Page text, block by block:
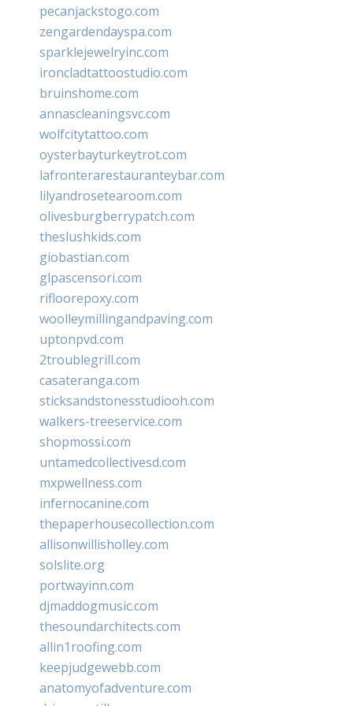
pecanjackstogo.com
zengardendayspa.com
sparklejewelryinc.com
ironcladtattoostudio.com
bruinshome.com
annascleaningsvc.com
wolfcitytattoo.com
oysterbayturkeytrot.com
lafronterarestauranteybar.com
lilyandrosetearoom.com
olivesburgberrypatch.com
theslushkids.com
giobastian.com
glpascensori.com
rifloorepoxy.com
woolleymillingandpaving.com
uptonpvd.com
2troublegrill.com
casateranga.com
sticksandstonesstudiooh.com
walkers-treeservice.com
shopmossi.com
untamedcollectivesd.com
mxpwellness.com
infernocanine.com
thepaperhousecollection.com
allisonwillisholley.com
solslite.org
portwayinn.com
djmaddogmusic.com
thesoundarchitects.com
allin1roofing.com
keepjudgewebb.com
anatomyofadventure.com